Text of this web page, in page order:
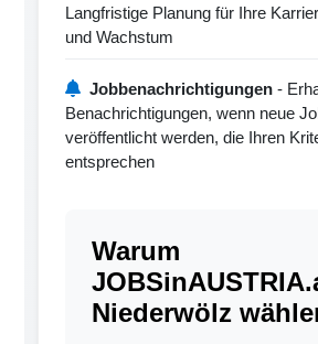
Langfristige Planung für Ihre
und Wachstum
Jobbenachrichtigungen -
Benachrichtigungen, wenn neue
veröffentlicht werden, die Ihren
entsprechen
Warum
Niederwölz